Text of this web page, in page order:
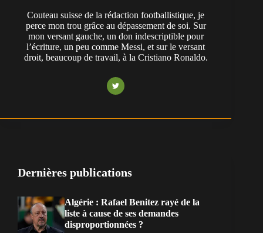
Couteau suisse de la rédaction footballistique, je
perce mon trou grâce au dépassement de soi. Sur
mon versant gauche, un don indescriptible pour
l’écriture, un peu comme Messi, et sur le versant
droit, beaucoup de travail, à la Cristiano Ronaldo.
Dernières publications
Algérie : Rafael Benitez rayé de la
liste à cause de ses demandes
disproportionnées ?